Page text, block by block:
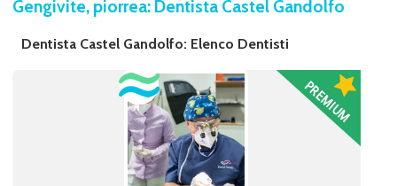
Gengivite, piorrea: Dentista Castel Gandolfo
Dentista Castel Gandolfo: Elenco Dentisti